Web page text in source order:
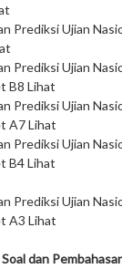
Prediksi Ujian
Prediksi Ujian
B8 Lihat
Prediksi Ujian
A7 Lihat
Prediksi Ujian
B4 Lihat
Prediksi Ujian
A3 Lihat
Soal dan